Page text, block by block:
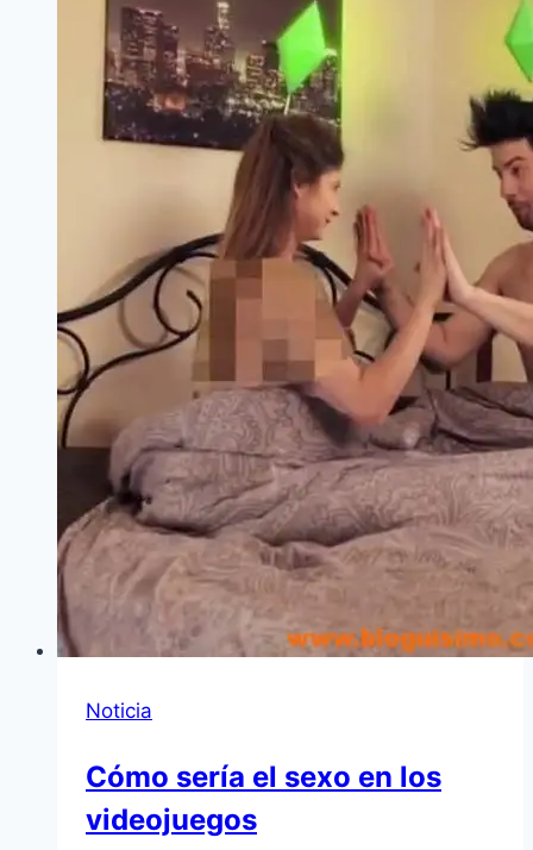
Noticia
Cómo serí­a el sexo en los
videojuegos